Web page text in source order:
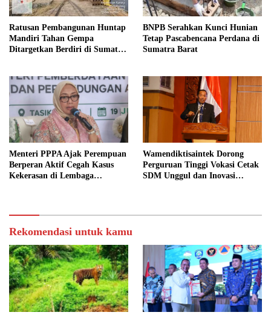
Ratusan Pembangunan Huntap
Mandiri Tahan Gempa
Ditargetkan Berdiri di Sumatra
BNPB Serahkan Kunci Hunian
Tetap Pascabencana Perdana di
Sumatra Barat
Menteri PPPA Ajak Perempuan
Berperan Aktif Cegah Kasus
Kekerasan di Lembaga
Wamendiktisaintek Dorong
Perguruan Tinggi Vokasi Cetak
SDM Unggul dan Inovasi
Rekomendasi untuk kamu